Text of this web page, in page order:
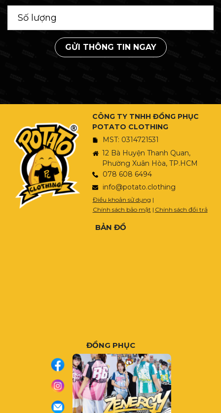
GỬI THÔNG TIN NGAY
CÔNG TY TNHH ĐỒNG PHỤC
POTATO CLOTHING
MST: 0314721531
12 Bà Huyện Thanh Quan,
Phường Xuân Hòa, TP.HCM
078 608 6494
info@potato.clothing
Điều khoản sử dụng |
Chính sách bảo mật | Chính sách đổi trả
BẢN ĐỒ
ĐỒNG PHỤC